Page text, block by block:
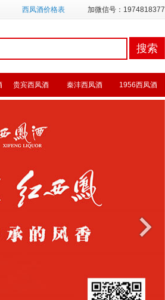
西凤酒价格表 加微信号：1974818377
贵宾西凤酒 秦沣西凤酒 1956西凤酒